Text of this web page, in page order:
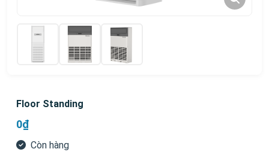
Floor Standing
0₫
Còn hàng